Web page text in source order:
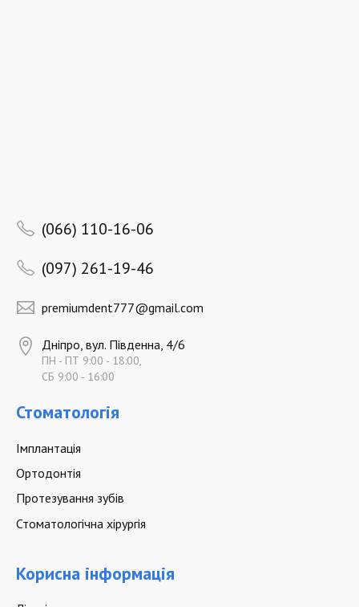
(066) 110-16-06
(097) 261-19-46
premiumdent777@gmail.com
Дніпро, вул. Південна, 4/6
ПН - ПТ 9:00 - 18:00,
СБ 9:00 - 16:00
Стоматологія
Імплантація
Ортодонтія
Протезування зубів
Стоматологічна хірургія
Корисна інформація